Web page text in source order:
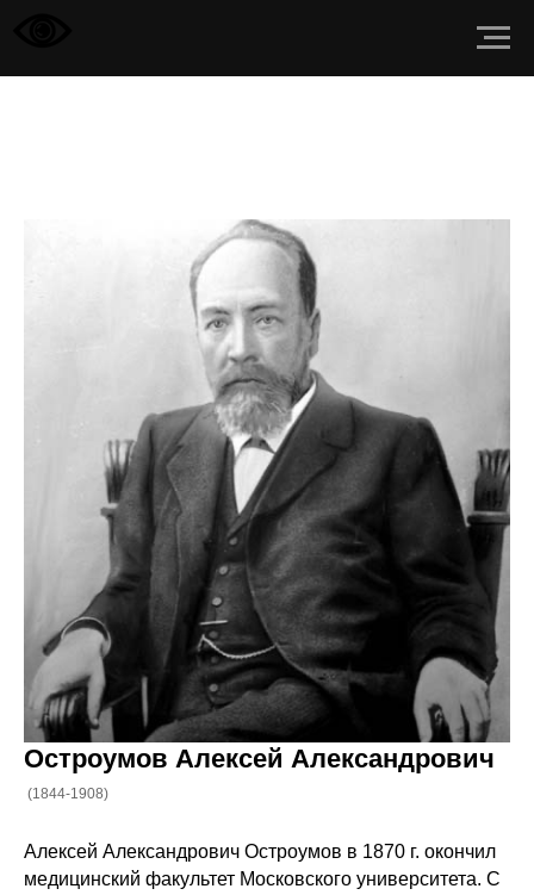
Остроумов Алексей Александрович
(1844-1908)
Алексей Александрович Остроумов в 1870 г. окончил
медицинский факультет Московского университета. С